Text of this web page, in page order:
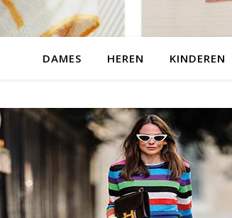
DAMES HEREN KINDEREN